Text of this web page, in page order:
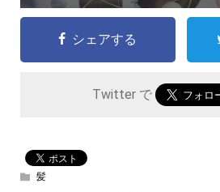
シェアする
Twitter で
髪